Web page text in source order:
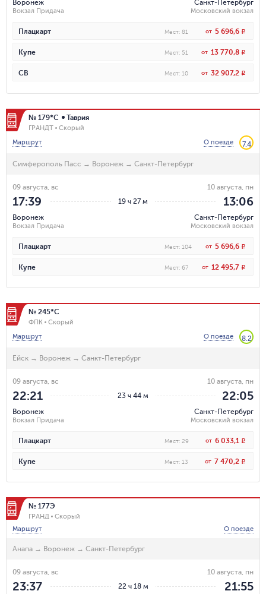
Воронеж
Вокзал Придача
Санкт-Петербург
Московский вокзал
Плацкарт Мест: 81 от 5 696,6 R
Купе Мест: 51 от 13 770,8 R
СВ Мест: 10 от 32 907,2 R
№ 179*С Таврия
ГРАНДТ
Скорый
Маршрут
О поезде 7.4
Симферополь Пасс → Воронеж → Санкт-Петербург
19 ч 27 м
09 августа, вс
17:39
Воронеж
Вокзал Придача
10 августа, пн
13:06
Санкт-Петербург
Московский вокзал
Плацкарт Мест: 104 от 5 696,6 R
Купе Мест: 67 от 12 495,7 R
№ 245*С
ФПК
Скорый
Маршрут
О поезде 8.2
Ейск → Воронеж → Санкт-Петербург
23 ч 44 м
09 августа, вс
22:21
Воронеж
Вокзал Придача
10 августа, пн
22:05
Санкт-Петербург
Московский вокзал
Плацкарт Мест: 29 от 6 033,1 R
Купе Мест: 13 от 7 470,2 R
№ 177Э
ГРАНД
Скорый
Маршрут
О поезде
Анапа → Воронеж → Санкт-Петербург
22 ч 18 м
09 августа, вс
23:37
10 августа, пн
21:55